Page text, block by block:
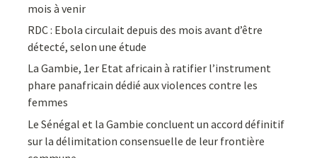
mois à venir
RDC : Ebola circulait depuis des mois avant d’être
détecté, selon une étude
La Gambie, 1er Etat africain à ratifier l’instrument
phare panafricain dédié aux violences contre les
femmes
Le Sénégal et la Gambie concluent un accord définitif
sur la délimitation consensuelle de leur frontière